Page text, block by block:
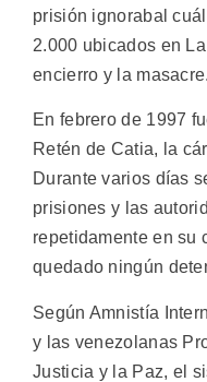
prisión ignorabal
2.000 ubicados en
encierro y la masacre.
En febrero de 1997
Retén de Catia, la
Durante varios días
prisiones y las
repetidamente en su
quedado ningún
Según Amnistía
y las venezolanas
Justicia y la Paz, el